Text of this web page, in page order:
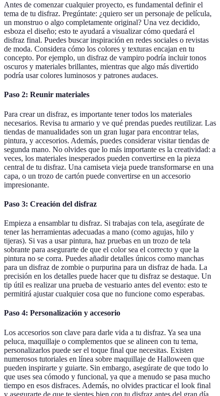
Antes de comenzar cualquier proyecto, es fundamental definir el
tema de tu disfraz. Pregúntate: ¿quiero ser un personaje de película,
un monstruo o algo completamente original? Una vez decidido,
esboza el diseño; esto te ayudará a visualizar cómo quedará el
disfraz final. Puedes buscar inspiración en redes sociales o revistas
de moda. Considera cómo los colores y texturas encajan en tu
concepto. Por ejemplo, un disfraz de vampiro podría incluir tonos
oscuros y materiales brillantes, mientras que algo más divertido
podría usar colores luminosos y patrones audaces.
Paso 2: Reunir materiales
Para crear un disfraz, es importante tener todos los materiales
necesarios. Revisa tu armario y ve qué prendas puedes reutilizar. Las
tiendas de manualidades son un gran lugar para encontrar telas,
pintura, y accesorios. Además, puedes considerar visitar tiendas de
segunda mano. No olvides que lo más importante es la creatividad: a
veces, los materiales inesperados pueden convertirse en la pieza
central de tu disfraz. Una camiseta vieja puede transformarse en una
capa, o un trozo de cartón puede convertirse en un accesorio
impresionante.
Paso 3: Creación del disfraz
Empieza a ensamblar tu disfraz. Si trabajas con tela, asegúrate de
tener las herramientas adecuadas a mano (como agujas, hilo y
tijeras). Si vas a usar pintura, haz pruebas en un trozo de tela
sobrante para asegurarte de que el color sea el correcto y que la
pintura no se corra. Puedes añadir detalles únicos como manchas
para un disfraz de zombie o purpurina para un disfraz de hada. La
precisión en los detalles puede hacer que tu disfraz se destaque. Un
tip útil es realizar una prueba de vestuario antes del evento: esto te
permitirá ajustar cualquier cosa que no funcione como esperabas.
Paso 4: Personalización y accesorio
Los accesorios son clave para darle vida a tu disfraz. Ya sea una
peluca, maquillaje o complementos que se alineen con tu tema,
personalizarlos puede ser el toque final que necesitas. Existen
numerosos tutoriales en línea sobre maquillaje de Halloween que
pueden inspirarte y guiarte. Sin embargo, asegúrate de que todo lo
que uses sea cómodo y funcional, ya que a menudo se pasa mucho
tiempo en esos disfraces. Además, no olvides practicar el look final
y asegurarte de que te sientes bien con tu disfraz antes del gran día.